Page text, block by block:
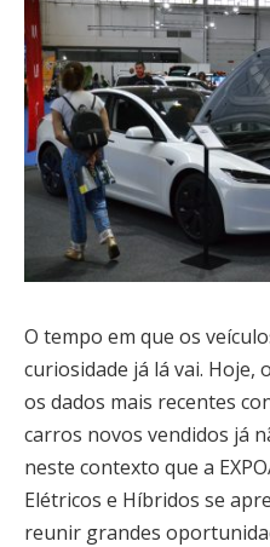
O tempo em que os
curiosidade já lá vai. Hoje,
os dados mais recentes
carros novos vendidos já
neste contexto que a
Elétricos e Híbridos se
reunir grandes